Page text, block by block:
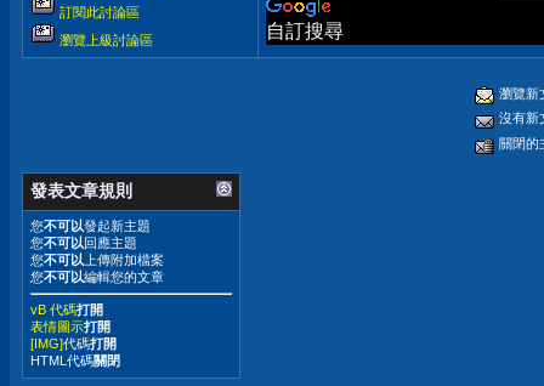
訂閱此討論區
瀏覽上級討論區
自訂搜尋
瀏覽新
沒有新
關閉的
發表文章規則
您不可以發起新主題
您不可以回應主題
您不可以 上傳附加檔案
您不可以編輯您的文章
vB 代碼打開
表情圖示打開
[IMG]代碼打開
HTML代碼關閉